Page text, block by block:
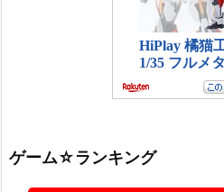
ゲーム☆ランキング